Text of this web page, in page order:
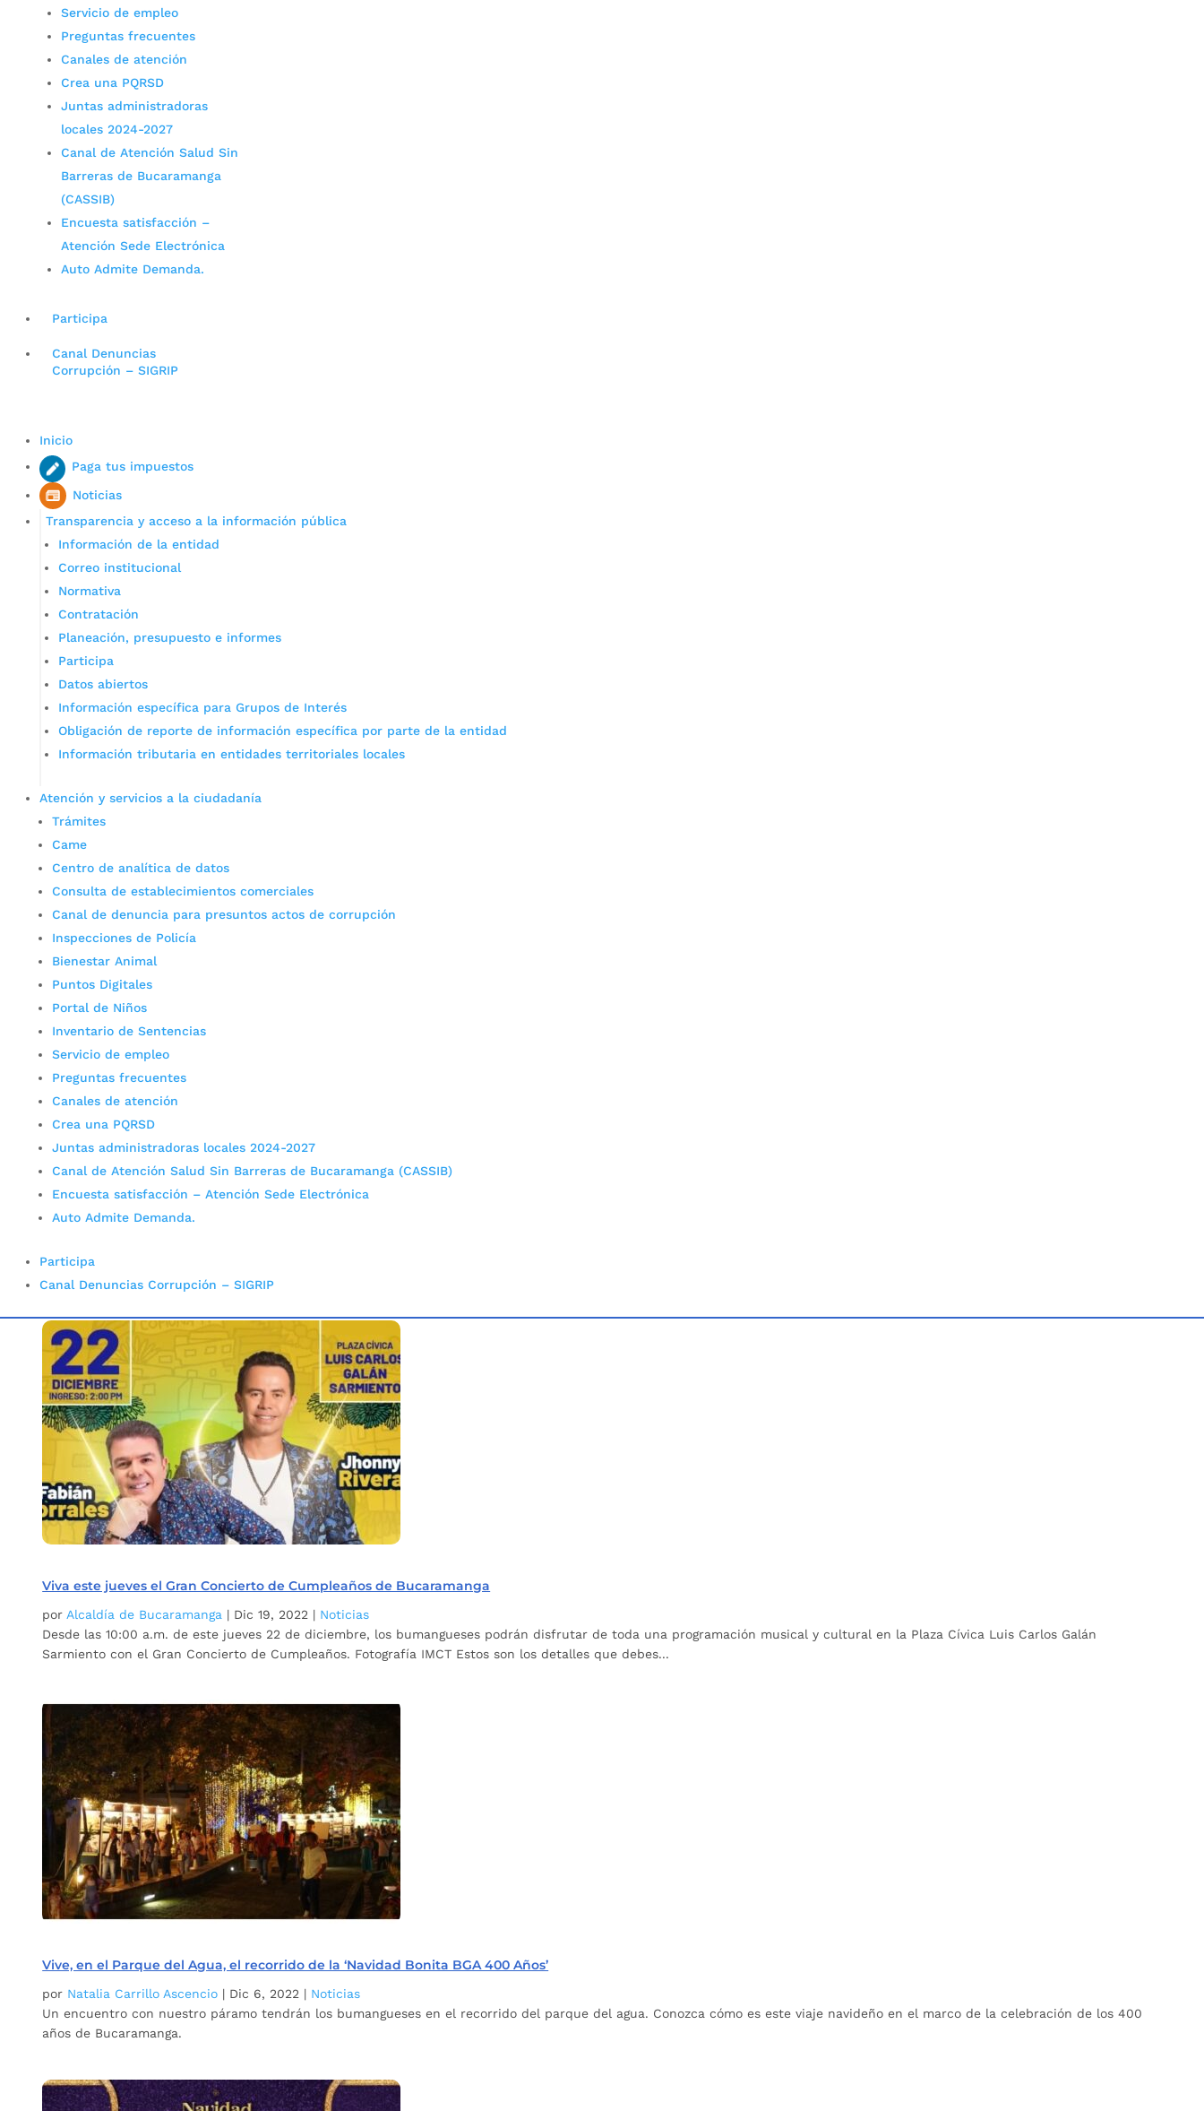
Servicio de empleo
Preguntas frecuentes
Canales de atención
Crea una PQRSD
Juntas administradoras
locales 2024-2027
Canal de Atención Salud Sin
Barreras de Bucaramanga
(CASSIB)
Encuesta satisfacción –
Atención Sede Electrónica
Auto Admite Demanda.
Participa
Canal Denuncias
Corrupción – SIGRIP
Inicio
Paga tus impuestos
Noticias
Transparencia y acceso a la información pública
Información de la entidad
Correo institucional
Normativa
Contratación
Planeación, presupuesto e informes
Participa
Datos abiertos
Información específica para Grupos de Interés
Obligación de reporte de información específica por parte de la entidad
Información tributaria en entidades territoriales locales
Atención y servicios a la ciudadanía
Trámites
Came
Centro de analítica de datos
Consulta de establecimientos comerciales
Canal de denuncia para presuntos actos de corrupción
Inspecciones de Policía
Bienestar Animal
Puntos Digitales
Portal de Niños
Inventario de Sentencias
Servicio de empleo
Preguntas frecuentes
Canales de atención
Crea una PQRSD
Juntas administradoras locales 2024-2027
Canal de Atención Salud Sin Barreras de Bucaramanga (CASSIB)
Encuesta satisfacción – Atención Sede Electrónica
Auto Admite Demanda.
Participa
Canal Denuncias Corrupción – SIGRIP
Inicio 5 Etiqueta: BGA 400 Años
Viva este jueves el Gran Concierto de Cumpleaños de Bucaramanga
por Alcaldía de Bucaramanga | Dic 19, 2022 | Noticias
Desde las 10:00 a.m. de este jueves 22 de diciembre, los bumangueses podrán disfrutar de toda una programación musical y cultural en la Plaza Cívica Luis Carlos Galán
Sarmiento con el Gran Concierto de Cumpleaños. Fotografía IMCT Estos son los detalles que debes...
Vive, en el Parque del Agua, el recorrido de la ‘Navidad Bonita BGA 400 Años’
por Natalia Carrillo Ascencio | Dic 6, 2022 | Noticias
Un encuentro con nuestro páramo tendrán los bumangueses en el recorrido del parque del agua. Conozca cómo es este viaje navideño en el marco de la celebración de los 400
años de Bucaramanga.